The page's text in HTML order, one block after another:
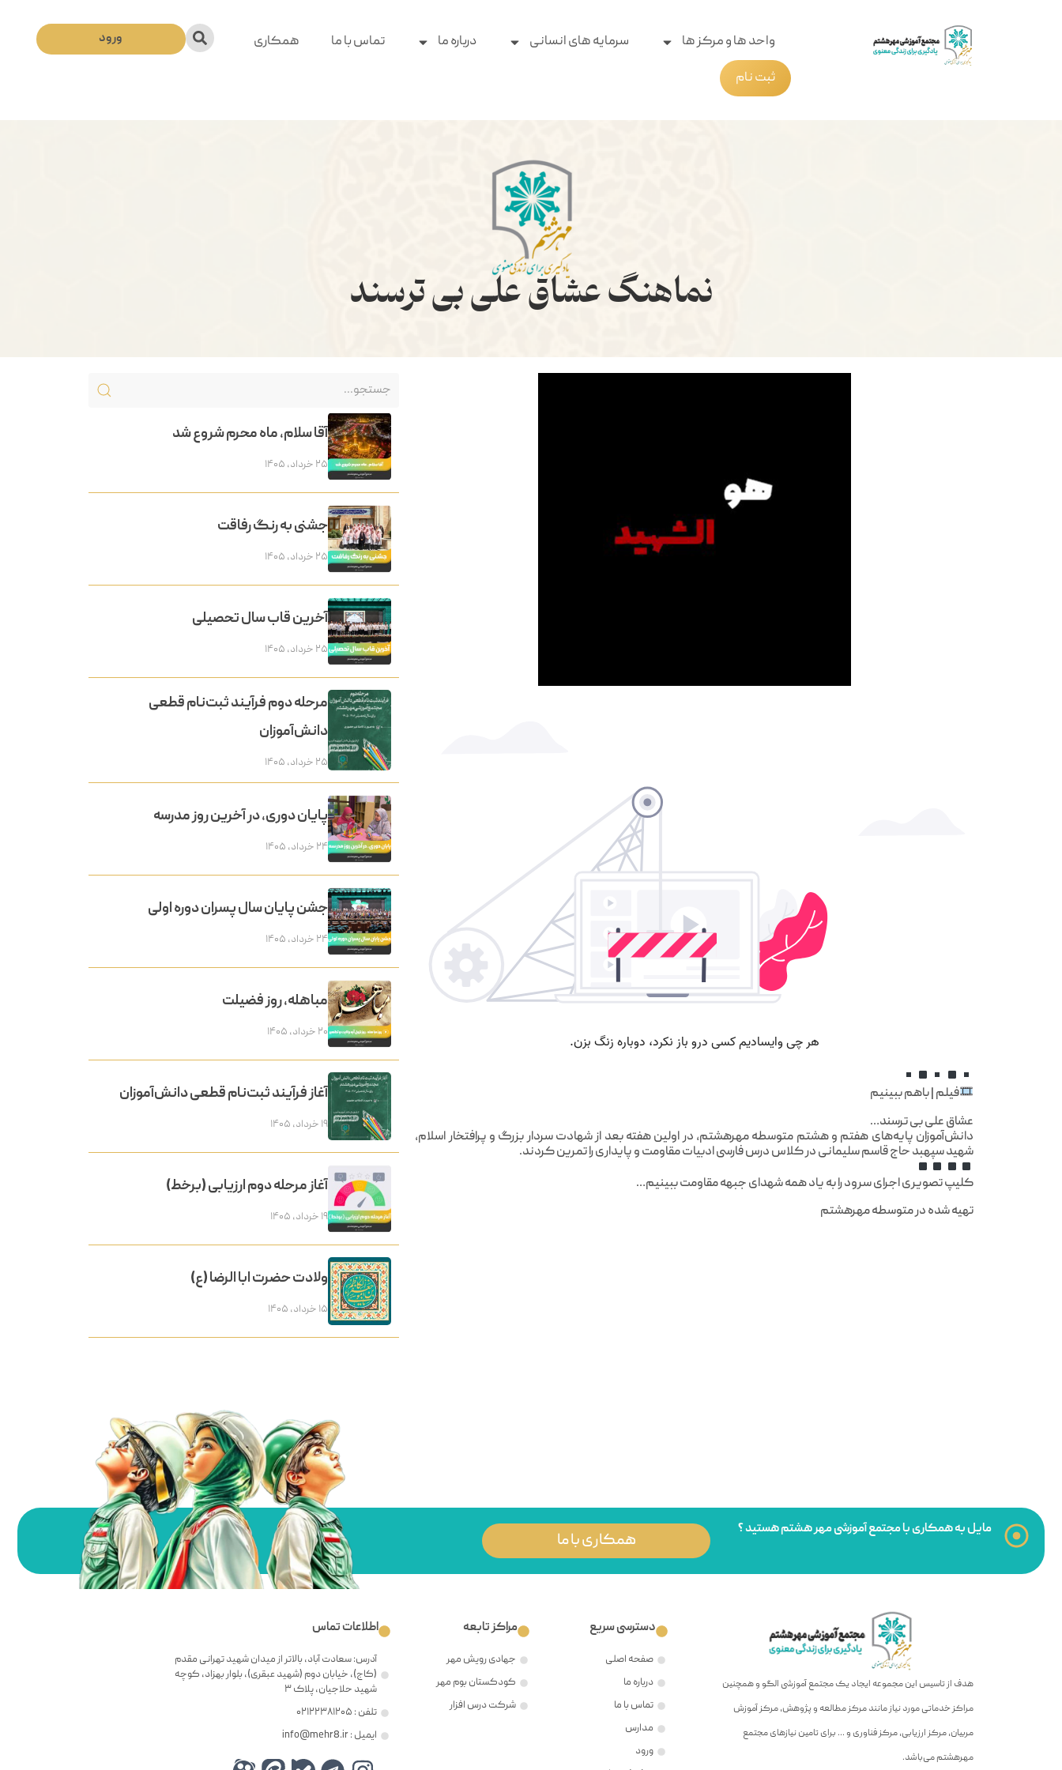
واحد ها و مرکز ها سرمایه های انسانی درباره ما تماس با ما
همکاری
ثبت نام
ورود
نماهنگ عشاق علی بی ترسند
فیلم | باهم ببینیم
عشاق علی بی ‌ترسند…
دانش‌آموزان پایه‌های هفتم و هشتم متوسطه مهرهشتم، در اولین هفته بعد از شهادت سردار بزرگ و پرافتخار اسلام،
شهید سپهبد حاج قاسم سلیمانی در کلاس درس فارسی ادبیات مقاومت و پایداری را تمرین کردند.
کلیپ تصویری اجرای سرود را به یاد همه شهدای جبهه مقاومت ببینیم…
تهیه شده در متوسطه مهرهشتم
آقا سلام، ماه محرم شروع شد
۲۵ خرداد, ۱۴۰۵
جشنی به رنگ رفاقت
۲۵ خرداد, ۱۴۰۵
آخرین قاب سال تحصیلی
۲۵ خرداد, ۱۴۰۵
مرحله دوم فرآیند ثبت‌نام قطعی
دانش‌آموزان
۲۵ خرداد, ۱۴۰۵
پایان دوری، در آخرین روز مدرسه
۲۴ خرداد, ۱۴۰۵
جشن پایان سال پسران دوره اولی
۲۴ خرداد, ۱۴۰۵
مباهله، روز فضیلت
۲۰ خرداد, ۱۴۰۵
آغاز فرآیند ثبت‌نام قطعی دانش‌آموزان
۱۹ خرداد, ۱۴۰۵
آغاز مرحله دوم ارزیابی (برخط)
۱۹ خرداد, ۱۴۰۵
ولادت حضرت ابا الرضا (ع)
۱۵ خرداد, ۱۴۰۵
مایل به همکاری با مجتمع آموزشی مهر هشتم هستید ؟
همکاری با ما
هدف از تاسیس این مجموعه ایجاد یک مجتمع آموزشی الگو و همچنین
مراکز خدماتی مورد نیاز مانند مرکز مطالعه و پژوهش، مرکز آموزش
مربیان، مرکز ارزیابی، مرکز فناوری و … برای تامین نیازهای مجتمع
مهرهشتم می‌باشد.
دسترسی سریع
صفحه اصلی
درباره ما
تماس با ما
مدارس
ورود
مراکز تابعه
جهادی رویش مهر
کودکستان بوم مهر
شرکت درس افزار
اطلاعات تماس
آدرس: سعادت آباد، بالاتر از میدان شهید تهرانی مقدم
(کاج)، خیابان دوم (شهید عبقری)، بلوار بهزاد، کوچه
شهید حلاجیان، پلاک ۳
تلفن : ۰۲۱۲۲۳۸۱۲۰۵
ایمیل : info@mehr8.ir